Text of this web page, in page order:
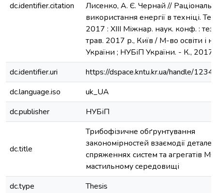
dc.identifier.citation
Лисенко, А. Є. Чернай //
використання енергії в техніці.
2017 : ХІІІ Міжнар. наук. конф. :
трав. 2017 р., Київ / М-во освіти і
України ; НУБіП України. - К.,
dc.identifier.uri
https://dspace.kntu.kr.ua/handle/
dc.language.iso
uk_UA
dc.publisher
НУБіП
dc.title
Трибофізичне обґрунтування
закономірностей взаємодії
спряженнях систем та агрегатів
мастильному середовищі
dc.type
Thesis